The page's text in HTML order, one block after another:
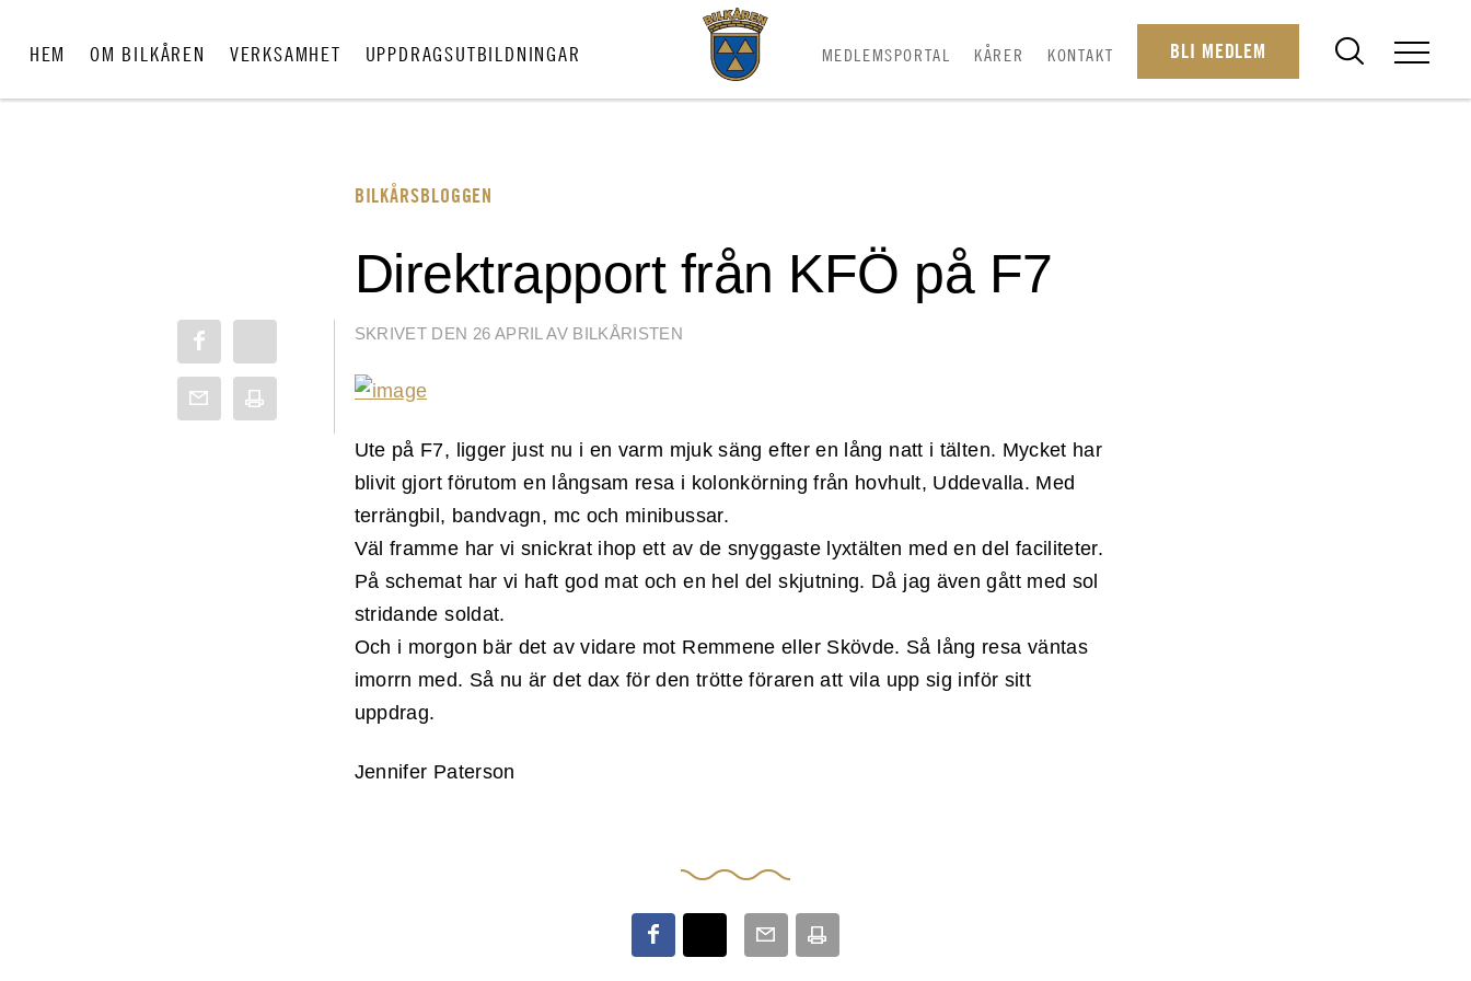
HEM OM BILKÅREN VERKSAMHET UPPDRAGSUTBILDNINGAR MEDLEMSPORTAL KÅRER KONTAKT BLI MEDLEM
BILKÅRSBLOGGEN
Direktrapport från KFÖ på F7
SKRIVET DEN 26 APRIL AV BILKÅRISTEN
Ute på F7, ligger just nu i en varm mjuk säng efter en lång natt i tälten. Mycket har
blivit gjort förutom en långsam resa i kolonkörning från hovhult, Uddevalla. Med
terrängbil, bandvagn, mc och minibussar.
Väl framme har vi snickrat ihop ett av de snyggaste lyxtälten med en del faciliteter.
På schemat har vi haft god mat och en hel del skjutning. Då jag även gått med sol
stridande soldat.
Och i morgon bär det av vidare mot Remmene eller Skövde. Så lång resa väntas
imorrn med. Så nu är det dax för den trötte föraren att vila upp sig inför sitt
uppdrag.
Jennifer Paterson